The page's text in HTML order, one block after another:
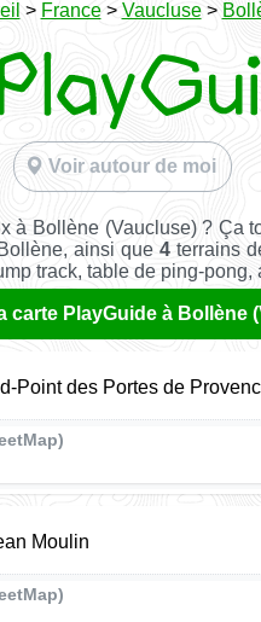
> France> Vaucluse>
Voir autour de moi
à Bollène (Vaucluse) ? Ça
ainsi que4 terrains
track, table de ping-pong,
carte PlayGuide à Bollène
Point des Portes de
Moulin